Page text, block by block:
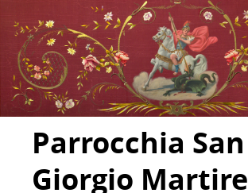
Parrocchia San
Giorgio Martire